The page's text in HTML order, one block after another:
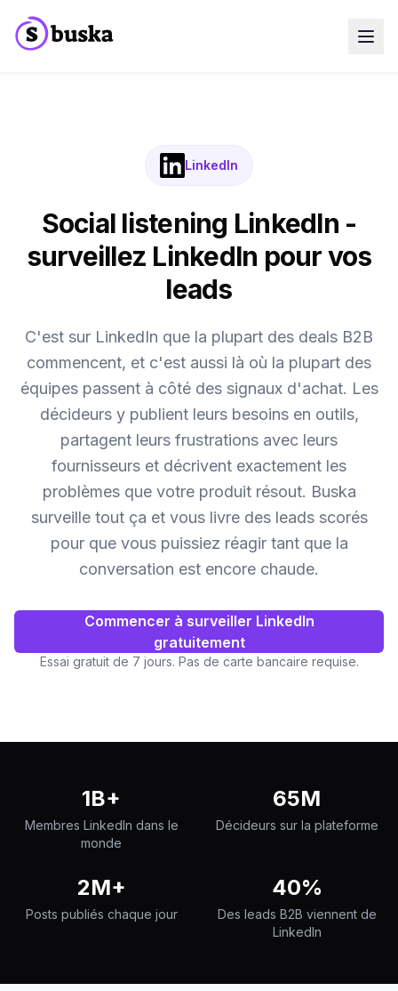
LinkedIn
Social listening LinkedIn -
surveillez LinkedIn pour vos
leads
C'est sur LinkedIn que la plupart des deals B2B
commencent, et c'est aussi là où la plupart des
équipes passent à côté des signaux d'achat. Les
décideurs y publient leurs besoins en outils,
partagent leurs frustrations avec leurs
fournisseurs et décrivent exactement les
problèmes que votre produit résout. Buska
surveille tout ça et vous livre des leads scorés
pour que vous puissiez réagir tant que la
conversation est encore chaude.
Commencer à surveiller LinkedIn
gratuitement
Essai gratuit de 7 jours. Pas de carte bancaire requise.
1B+
Membres LinkedIn dans le
monde
65M
Décideurs sur la plateforme
2M+
Posts publiés chaque jour
40%
Des leads B2B viennent de
LinkedIn